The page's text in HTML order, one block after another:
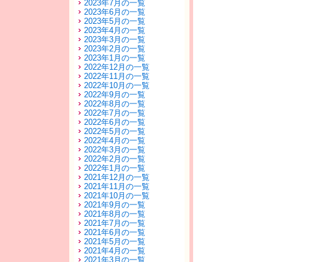
2023年7月の一覧
2023年6月の一覧
2023年5月の一覧
2023年4月の一覧
2023年3月の一覧
2023年2月の一覧
2023年1月の一覧
2022年12月の一覧
2022年11月の一覧
2022年10月の一覧
2022年9月の一覧
2022年8月の一覧
2022年7月の一覧
2022年6月の一覧
2022年5月の一覧
2022年4月の一覧
2022年3月の一覧
2022年2月の一覧
2022年1月の一覧
2021年12月の一覧
2021年11月の一覧
2021年10月の一覧
2021年9月の一覧
2021年8月の一覧
2021年7月の一覧
2021年6月の一覧
2021年5月の一覧
2021年4月の一覧
2021年3月の一覧